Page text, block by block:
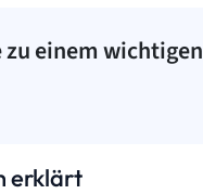
zu einem wichtigen
erklärt